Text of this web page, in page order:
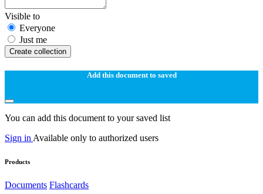
Visible to
Everyone
Just me
Create collection
Add this document to saved
You can add this document to your saved list
Sign in Available only to authorized users
Products
Documents Flashcards